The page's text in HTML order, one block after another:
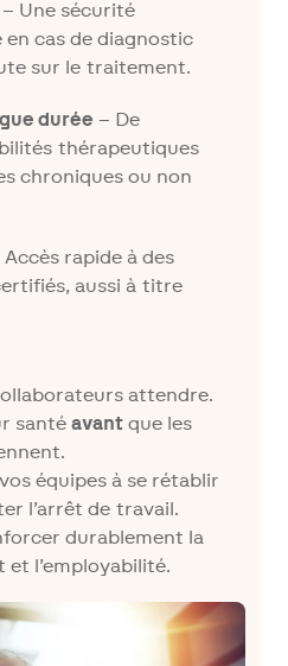
– Une sécurité
cas de diagnostic
sur le traitement.
durée – De
thérapeutiques
chroniques ou non
Accès rapide à des
aussi à titre
attendre.
santé avantque les
équipes à se rétablir
l’arrêt de travail.
durablement la
et l’employabilité.